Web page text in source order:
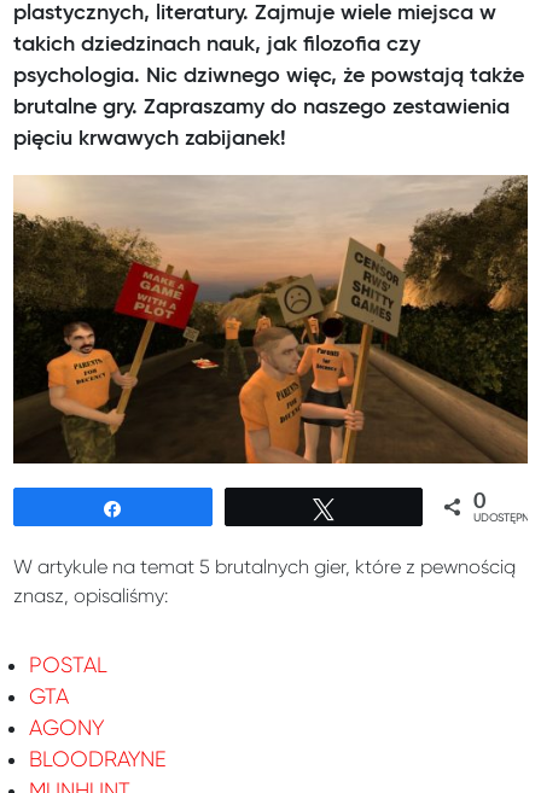
plastycznych, literatury. Zajmuje wiele miejsca w
takich dziedzinach nauk, jak filozofia czy
psychologia. Nic dziwnego więc, że powstają także
brutalne gry. Zapraszamy do naszego zestawienia
pięciu krwawych zabijanek!
0
W artykule na temat 5 brutalnych gier, które z pewnością
znasz, opisaliśmy:
POSTAL
GTA
AGONY
BLOODRAYNE